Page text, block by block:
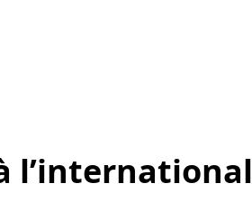
l’international